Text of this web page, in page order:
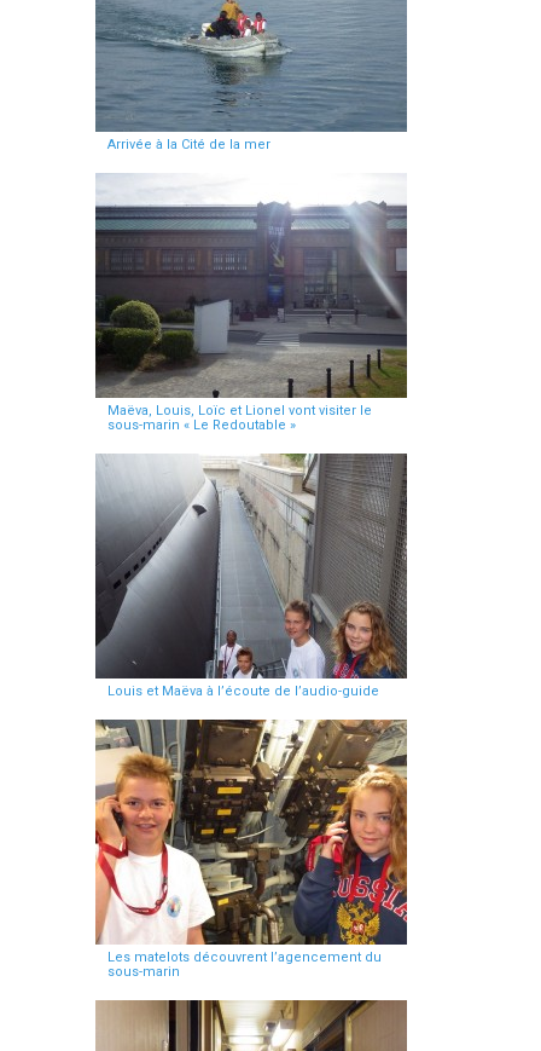
Arrivée à la Cité de la mer
Maëva, Louis, Loïc et Lionel vont visiter le
sous-marin « Le Redoutable »
Louis et Maëva à l’écoute de l’audio-guide
Les matelots découvrent l’agencement du
sous-marin